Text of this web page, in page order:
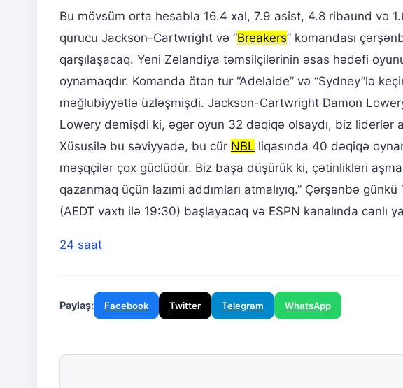
Bu mövsüm orta hesabla 16.4 xal, 7.9 asist, 4.8 ribaund və
qurucu Jackson-Cartwright və “Breakers” komandası
qarşılaşacaq. Yeni Zelandiya təmsilçilərinin əsas hədəfi
oynamaqdır. Komanda ötən tur “Adelaide” və “Sydney”lə
məğlubiyyətlə üzləşmişdi. Jackson-Cartwright Damon
Lowery demişdi ki, əgər oyun 32 dəqiqə olsaydı, biz liderlər
Xüsusilə bu səviyyədə, bu cür NBL liqasında 40 dəqiqə
məşqçilər çox güclüdür. Biz başa düşürük ki, çətinlikləri
qazanmaq üçün lazımi addımları atmalıyıq.” Çərşənbə
(AEDT vaxtı ilə 19:30) başlayacaq və ESPN kanalında canlı
24 saat
Paylaş: Facebook Twitter Telegram WhatsApp